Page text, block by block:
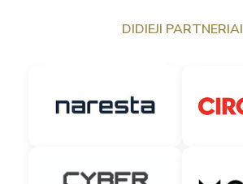
DIDIEJI PARTNERIAI